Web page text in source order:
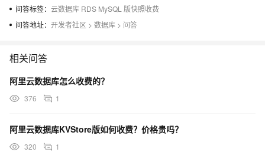
问答标签： 云数据库 RDS MySQL 版快照收费
问答地址： 开发者社区 > 数据库 > 问答
相关问答
阿里云数据库怎么收费的？
376 1
阿里云数据库KVStore版如何收费？价格贵吗？
320 1